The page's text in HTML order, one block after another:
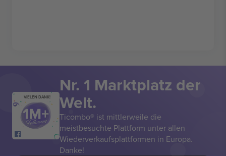
VIELEN DANK!
Nr. 1 Marktplatz der
Welt.
Ticombo® ist mittlerweile die
meistbesuchte Plattform unter allen
Wiederverkaufsplattformen in Europa.
Danke!